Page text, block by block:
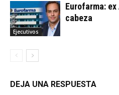
Ejecutivos
Eurofarma:
cabeza
DEJA UNA RESPUESTA